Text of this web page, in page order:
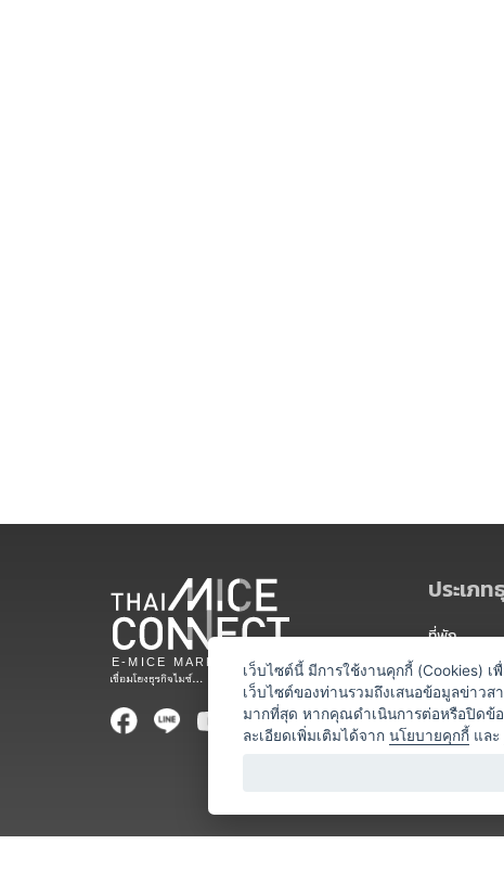
ประเภ
ที่พัก
สถานที่จัดง
ท่องเที่ยว /
ออแกไนเซอ
บริการสำห
เว็บไซต์นี้ มีการใช้งานคุกกี้ (Cookies)
เว็บไซต์ของท่านรวมถึงเสนอข้อมูลข่าว
มากที่สุด หากคุณดำเนินการต่อหรือปิดข้
ละเอียดเพิ่มเติมได้จาก นโยบายคุกกี้ และ